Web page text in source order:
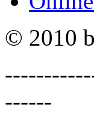
© 2010
------